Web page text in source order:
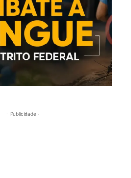
- Publicidade -